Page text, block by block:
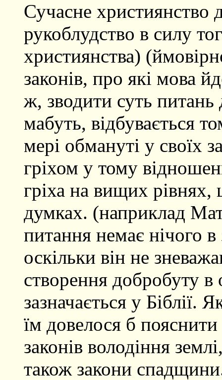
Сучасне християнство
рукоблудство в силу
християнства)
законів, про які мова
ж, зводити суть
мабуть, відбувається
мері обмануті у своїх
гріхом у тому
гріха на вищих
думках. (наприклад
питання немає нічого
оскільки він не
створення добробуту в
зазначається у Біблії.
їм довелося б
законів володіння
також закони